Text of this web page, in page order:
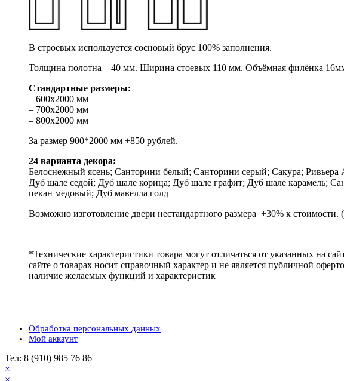
В строевых используется сосновый брус 100% заполнения.
Толщина полотна – 40 мм. Ширина стоевых 110 мм. Объёмная филёнка
Стандартные размеры:
– 600х2000 мм
– 700х2000 мм
– 800х2000 мм
За размер 900*2000 мм +850 рублей.
24 варианта декора:
Белоснежный ясень; Санторини белый; Санторини серый; Сакура;
Дуб шале седой; Дуб шале корица; Дуб шале графит; Дуб шале карамель;
пекан медовый; Дуб мавелла голд
Возможно изготовление двери нестандартного размера +30% к стоимости.
*Технические характеристики товара могут отличаться от указанных на
сайте о товарах носит справочный характер и не является публичной
наличие желаемых функций и характеристик
Обработка персональных данных
Мой аккаунт
Тел: 8 (910) 985 76 86
×